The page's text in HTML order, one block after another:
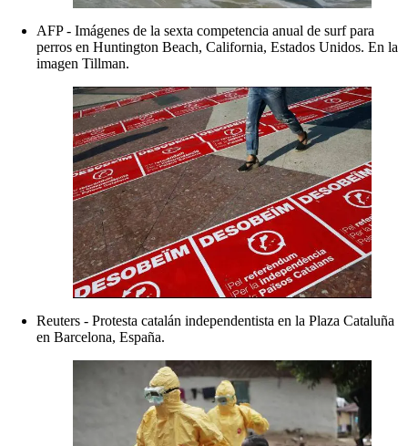
AFP - Imágenes de la sexta competencia anual de surf para
perros en Huntington Beach, California, Estados Unidos. En la
imagen Tillman.
Reuters - Protesta catalán independentista en la Plaza Cataluña
en Barcelona, España.